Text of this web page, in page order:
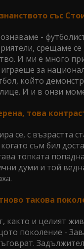
със
-
срещаме се
И ми е много
за
който
И и в онзи
това
се, с възрастта
съм бил
топката
думи и той
такова
както и целият
поколение -